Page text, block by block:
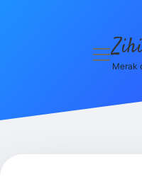
Politikası
menüyü
Merak